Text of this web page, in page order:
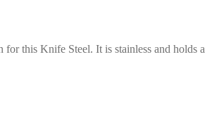
this Knife Steel. It is stainless and holds a